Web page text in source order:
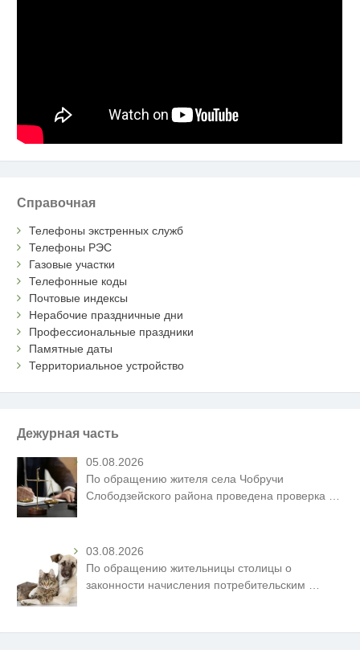
Справочная
Телефоны экстренных служб
Телефоны РЭС
Газовые участки
Телефонные коды
Почтовые индексы
Нерабочие праздничные дни
Профессиональные праздники
Памятные даты
Территориальное устройство
Дежурная часть
05.08.2026
По обращению жителя села Чобручи
Слободзейского района проведена проверка
03.08.2026
По обращению жительницы столицы о
законности начисления потребительским